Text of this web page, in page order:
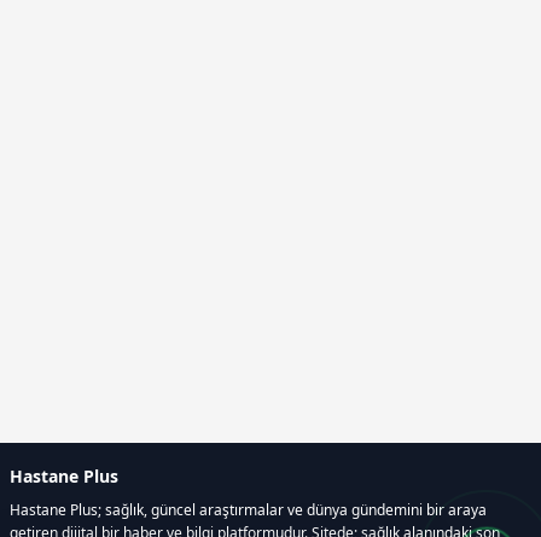
Hastane Plus
Hastane Plus; sağlık, güncel araştırmalar ve dünya gündemini bir araya
getiren dijital bir haber ve bilgi platformudur. Sitede; sağlık alanındaki son